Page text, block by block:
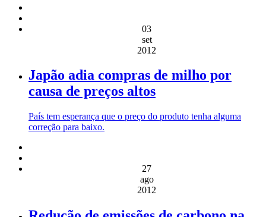
03
set
2012
Japão adia compras de milho por
causa de preços altos
País tem esperança que o preço do produto tenha alguma
correção para baixo.
27
ago
2012